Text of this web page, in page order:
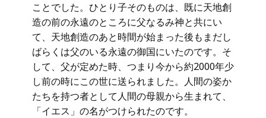
ことでした。ひとり子そのものは、既に天地創
造の前の永遠のところに父なるみ神と共にい
て、天地創造のあと時間が始まった後もまだし
ばらくは父のいる永遠の御国にいたのです。そ
して、父が定めた時、つまり今から約2000年少
し前の時にこの世に送られました。人間の姿か
たちを持つ者として人間の母親から生まれて、
「イエス」の名がつけられたのです。